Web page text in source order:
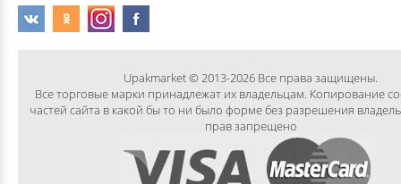
Upakmarket © 2013-2026 Все права защищены.
Все торговые марки принадлежат их владельцам. Копирование
частей сайта в какой бы то ни было форме без разрешения
прав запрещено